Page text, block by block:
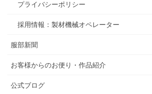
プライバシーポリシー
採用情報：製材機械オペレーター
服部新聞
お客様からのお便り・作品紹介
公式ブログ